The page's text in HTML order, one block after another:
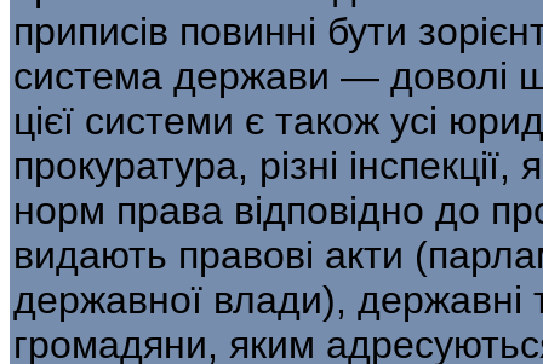
приписів повинні бути
система держави — доволі
цієї системи є також усі
прокуратура, різні
норм права відповідно до
видають правові акти
державної влади), державні
громадяни, яким